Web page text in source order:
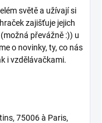
světě a užívají si
zajišťuje jejich
převážně :)) u
o novinky, ty, co nás
i vzdělávačkami.
75006 à Paris,